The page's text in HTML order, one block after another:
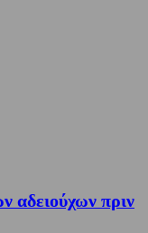
αδειούχων πριν